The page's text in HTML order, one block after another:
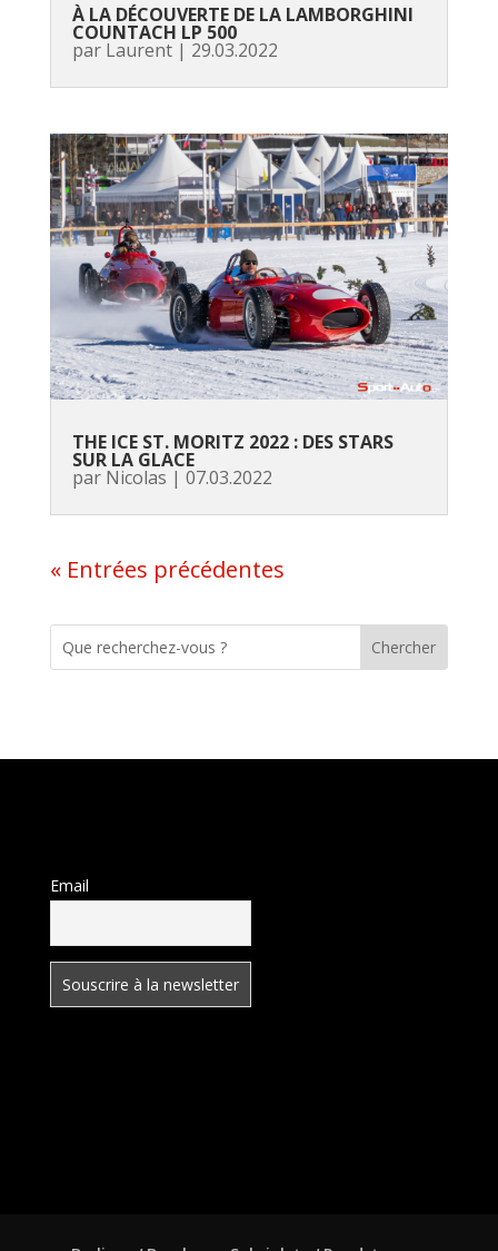
À LA DÉCOUVERTE DE LA LAMBORGHINI
COUNTACH LP 500
par Laurent| 29.03.2022
THE ICE ST. MORITZ 2022 : DES STARS
SUR LA GLACE
par Nicolas | 07.03.2022
« Entrées précédentes
Email